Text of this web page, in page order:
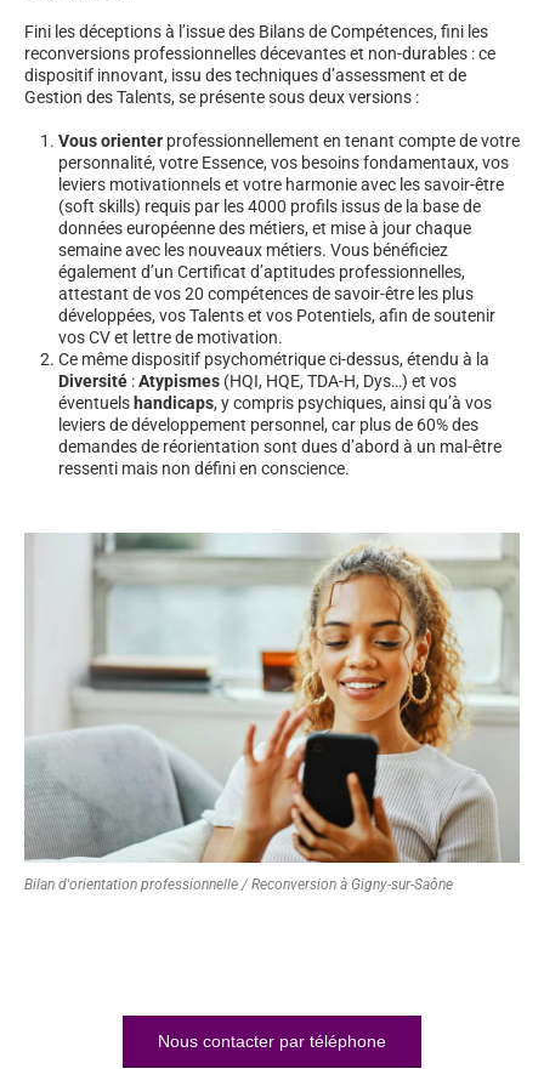
Fini les déceptions à l’issue des Bilans de Compétences, fini les
reconversions professionnelles décevantes et non-durables : ce
dispositif innovant, issu des techniques d’assessment et de
Gestion des Talents, se présente sous deux versions :
Vous orienter professionnellement en tenant compte de votre
personnalité, votre Essence, vos besoins fondamentaux, vos
leviers motivationnels et votre harmonie avec les savoir-être
(soft skills) requis par les 4000 profils issus de la base de
données européenne des métiers, et mise à jour chaque
semaine avec les nouveaux métiers. Vous bénéficiez
également d’un Certificat d’aptitudes professionnelles,
attestant de vos 20 compétences de savoir-être les plus
développées, vos Talents et vos Potentiels, afin de soutenir
vos CV et lettre de motivation.
Ce même dispositif psychométrique ci-dessus, étendu à la
Diversité :Atypismes (HQI, HQE, TDA-H, Dys…) et vos
éventuels handicaps, y compris psychiques, ainsi qu’à vos
leviers de développement personnel, car plus de 60% des
demandes de réorientation sont dues d’abord à un mal-être
ressenti mais non défini en conscience.
Bilan d'orientation professionnelle / Reconversion à Gigny-sur-Saône
Nous contacter par téléphone